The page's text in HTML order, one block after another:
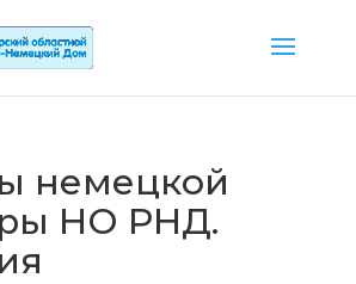
немецкой
НО РНД.